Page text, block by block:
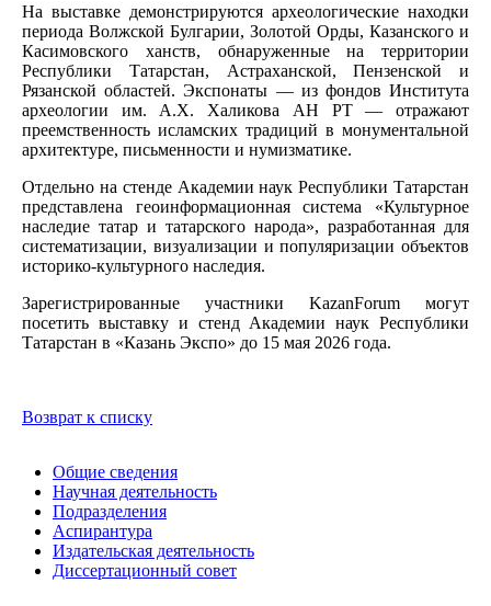
На выставке демонстрируются археологические находки
периода Волжской Булгарии, Золотой Орды, Казанского и
Касимовского ханств, обнаруженные на территории
Республики Татарстан, Астраханской, Пензенской и
Рязанской областей. Экспонаты — из фондов Института
археологии им. А.Х. Халикова АН РТ — отражают
преемственность исламских традиций в монументальной
архитектуре, письменности и нумизматике.
Отдельно на стенде Академии наук Республики Татарстан
представлена геоинформационная система «Культурное
наследие татар и татарского народа», разработанная для
систематизации, визуализации и популяризации объектов
историко-культурного наследия.
Зарегистрированные участники KazanForum могут
посетить выставку и стенд Академии наук Республики
Татарстан в «Казань Экспо» до 15 мая 2026 года.
Возврат к списку
Общие сведения
Научная деятельность
Подразделения
Аспирантура
Издательская деятельность
Диссертационный совет